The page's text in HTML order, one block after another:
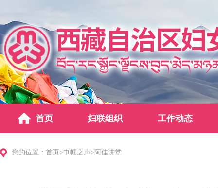
首页 妇联组织 工作动态
您的位置： 首页 >巾帼之声> 阿佳讲堂